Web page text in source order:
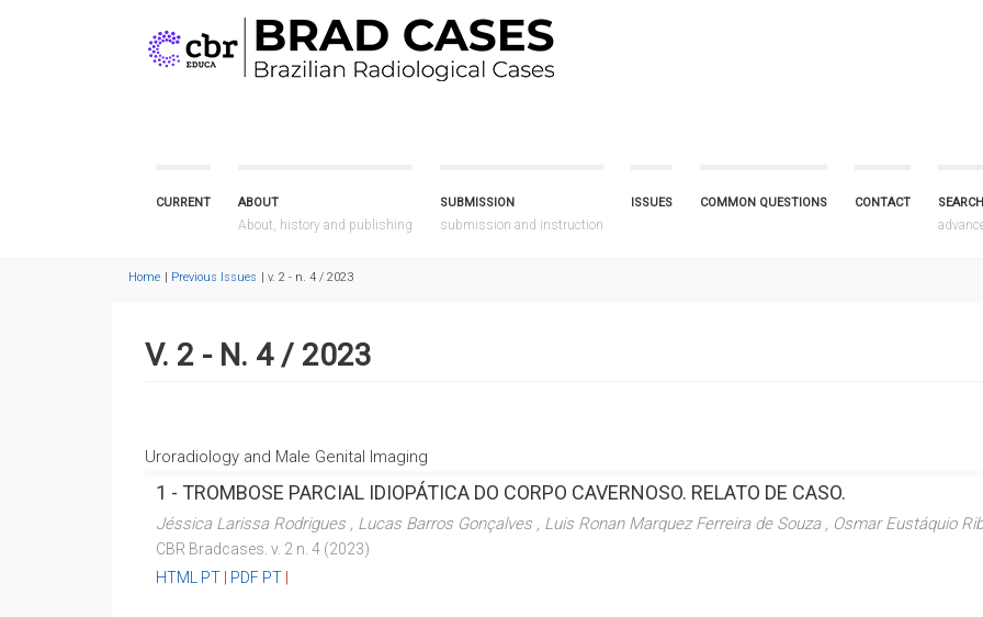
CURRENT ABOUT
About, history and publishing
SUBMISSION
submission and instruction
ISSUES COMMON QUESTIONS CONTACT
Home Previous Issues v. 2 - n. 4 / 2023
V. 2 - N. 4 / 2023
Uroradiology and Male Genital Imaging
1 - TROMBOSE PARCIAL IDIOPÁTICA DO CORPO CAVERNOSO. RELATO DE CASO.
Jéssica Larissa Rodrigues , Lucas Barros Gonçalves , Luis Ronan Marquez Ferreira de Souza , Osmar Eustáquio
CBR Bradcases. v. 2 n. 4 (2023)
HTML PT
PDF PT